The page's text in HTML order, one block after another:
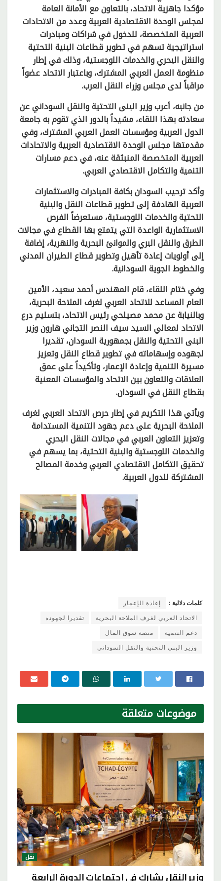
مؤكدا جاهزية الاتحاد، بالتعاون مع الأمانة العامة
لمجلس الوحدة الاقتصادية العربية وعدد من الاتحادات
العربية المتخصصة، للدخول في شراكات ومبادرات
استراتيجية تسهم في تطوير قطاعات البنية التحتية
والنقل البحري والخدمات اللوجستية، وذلك في إطار
منظومة العمل العربي المشترك، وباعتبار الاتحاد عضواً
مراقباً لدى مجلس وزراء النقل العرب.
من جانبه، أعرب وزير البنى التحتية والنقل السوداني عن
سعادته بهذا اللقاء، مشيداً بالدور الذي تقوم به جامعة
الدول العربية ومؤسسات العمل العربي المشترك، وفي
مقدمتها مجلس الوحدة الاقتصادية العربية والاتحادات
العربية المتخصصة المنبثقة عنه، في دعم مسارات
التنمية والتكامل الاقتصادي العربي.
وأكد ترحيب السودان بكافة المبادرات والاستثمارات
العربية الهادفة إلى تطوير قطاعات النقل والبنية
التحتية والخدمات اللوجستية، مستعرضاً الفرص
الاستثمارية الواعدة التي يتمتع بها القطاع في مجالات
الطرق والنقل البري والموانئ البحرية والنهرية، إضافة
إلى أولويات إعادة تأهيل وتطوير قطاع الطيران المدني
والخطوط الجوية السودانية.
وفي ختام اللقاء، قام المهندس أحمد سعيد، الأمين
العام المساعد للاتحاد العربي لغرف الملاحة البحرية،
وبالنيابة عن محمد مصيلحي رئيس الاتحاد، بتسليم درع
الاتحاد لمعالي السيد سيف النصر التجاني هارون وزير
البنى التحتية والنقل بجمهورية السودان، تقديرا
لجهوده وإسهاماته في تطوير قطاع النقل وتعزيز
مسيرة التنمية وإعادة الإعمار، وتأكيداً على عمق
العلاقات والتعاون بين الاتحاد والمؤسسات المعنية
بقطاع النقل في السودان.
ويأتي هذا التكريم في إطار حرص الاتحاد العربي لغرف
الملاحة البحرية على دعم جهود التنمية المستدامة
وتعزيز التعاون العربي في مجالات النقل البحري
والخدمات اللوجستية والبنية التحتية، بما يسهم في
تحقيق التكامل الاقتصادي العربي وخدمة المصالح
المشتركة للدول العربية.
كلمات دلالية :
إعادة الإعمار
الاتحاد العربي لغرف الملاحة البحرية
تقديرا لجهوده
دعم التنمية
منصة سوق المال
وزير البنى التحتية والنقل السوداني
موضوعات متعلقة
نقل
وزير النقل يشارك في اجتماعات الدورة الرابعة